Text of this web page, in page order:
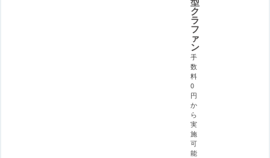
ク
ラ
フ
ァ
ン
手
数
料
0
円
か
ら
実
施
可
能